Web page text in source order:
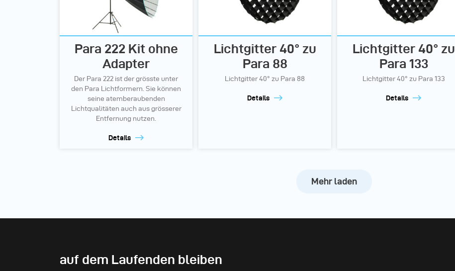
Para 222 Kit ohne
Adapter
Der Para 222 ist der grösste unter
den Para Lichtformern. Sie können
seine atemberaubenden
Lichtqualitäten auch aus grösserer
Entfernung nutzen.
Details
Lichtgitter 40° zu
Para 88
Lichtgitter 40° zu Para 88
Details
Lichtgitter 40° zu
Para 133
Lichtgitter 40° zu Para 133
Details
Mehr laden
auf dem Laufenden bleiben